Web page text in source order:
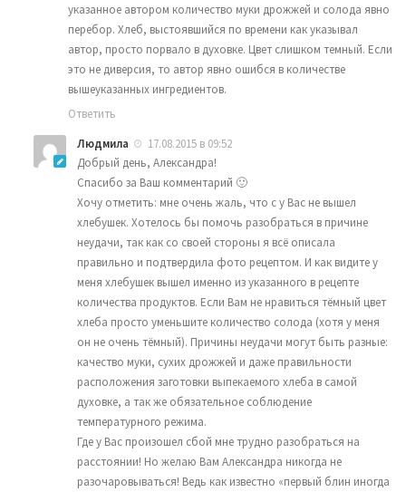
указанное автором количество муки дрожжей и солода явно
перебор. Хлеб, выстоявшийся по времени как указывал
автор, просто порвало в духовке. Цвет слишком темный. Если
это не диверсия, то автор явно ошибся в количестве
вышеуказанных ингредиентов.
Ответить
Людмила
17.08.2015 в 09:52
Добрый день, Александра!
Спасибо за Ваш комментарий 🙂
Хочу отметить: мне очень жаль, что с у Вас не вышел
хлебушек. Хотелось бы помочь разобраться в причине
неудачи, так как со своей стороны я всё описала
правильно и подтвердила фото рецептом. И как видите у
меня хлебушек вышел именно из указанного в рецепте
количества продуктов. Если Вам не нравиться тёмный цвет
хлеба просто уменьшите количество солода (хотя у меня
он не очень тёмный). Причины неудачи могут быть разные:
качество муки, сухих дрожжей и даже правильности
расположения заготовки выпекаемого хлеба в самой
духовке, а так же обязательное соблюдение
температурного режима.
Где у Вас произошел сбой мне трудно разобраться на
расстоянии! Но желаю Вам Александра никогда не
разочаровываться! Ведь как известно «первый блин иногда